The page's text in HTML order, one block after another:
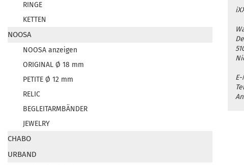
RINGE
KETTEN
NOOSA
NOOSA anzeigen
ORIGINAL Ø 18 mm
PETITE Ø 12 mm
RELIC
BEGLEITARMBÄNDER
JEWELRY
CHABO
URBAND